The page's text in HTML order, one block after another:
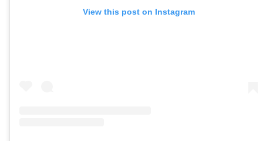
View this post on Instagram